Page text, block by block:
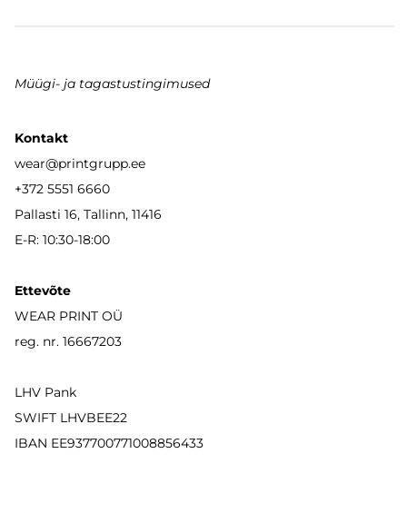
Müügi- ja tagastustingimused
Kontakt
wear@printgrupp.ee
+372 5551 6660
Pallasti 16, Tallinn, 11416
E-R: 10:30-18:00
Ettevõte
WEAR PRINT OÜ
reg. nr. 16667203
LHV Pank
SWIFT LHVBEE22
IBAN EE937700771008856433